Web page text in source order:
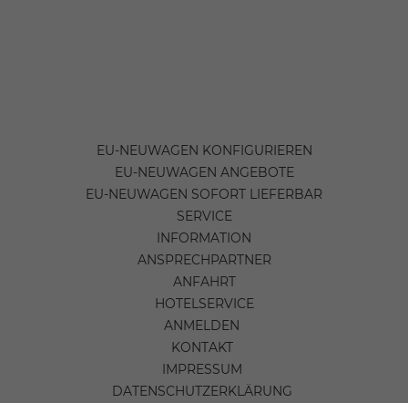
EU-NEUWAGEN KONFIGURIEREN
EU-NEUWAGEN ANGEBOTE
EU-NEUWAGEN SOFORT LIEFERBAR
SERVICE
INFORMATION
ANSPRECHPARTNER
ANFAHRT
HOTELSERVICE
ANMELDEN
KONTAKT
IMPRESSUM
DATENSCHUTZERKLÄRUNG